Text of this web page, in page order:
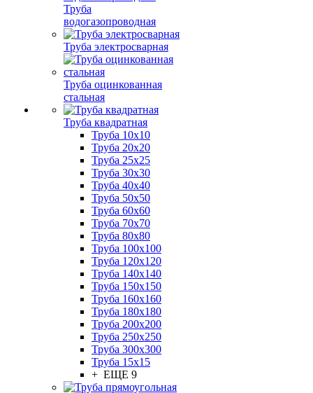
Труба
водогазопроводная
Труба электросварная
Труба оцинкованная
стальная
Труба квадратная
Труба 10x10
Труба 20x20
Труба 25x25
Труба 30x30
Труба 40x40
Труба 50x50
Труба 60x60
Труба 70x70
Труба 80x80
Труба 100x100
Труба 120x120
Труба 140x140
Труба 150x150
Труба 160x160
Труба 180x180
Труба 200x200
Труба 250x250
Труба 300x300
Труба 15x15
+ ЕЩЕ 9